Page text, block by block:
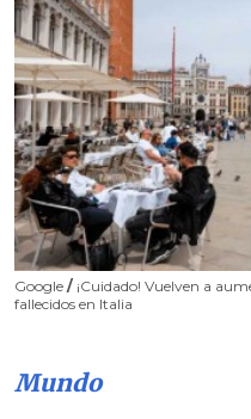
Google / ¡Cuidado! Vuelven a
fallecidos en Italia
Mundo